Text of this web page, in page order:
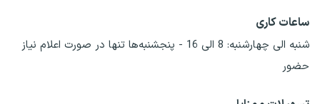
ساعات کاری
شنبه الی چهارشنبه: 8 الی 16 - پنجشنبه‌ها تنها در صورت اعلام نیاز
حضور